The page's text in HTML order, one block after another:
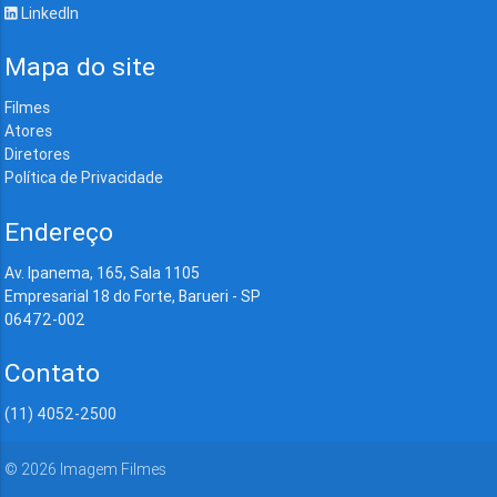
LinkedIn
Mapa do site
Filmes
Atores
Diretores
Política de Privacidade
Endereço
Av. Ipanema, 165, Sala 1105
Empresarial 18 do Forte, Barueri - SP
06472-002
Contato
(11) 4052-2500
© 2026 Imagem Filmes